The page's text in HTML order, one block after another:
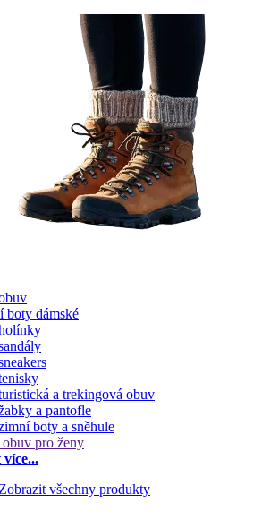
boty dámské
a trekingová obuv
a pantofle
boty a sněhule
obuv pro ženy